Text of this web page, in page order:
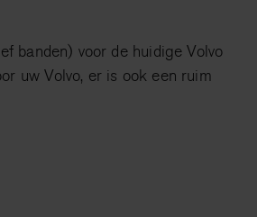
banden) voor de huidige Volvo
uw Volvo, er is ook een ruim